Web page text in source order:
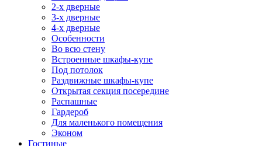
2-х дверные
3-х дверные
4-х дверные
Особенности
Во всю стену
Встроенные шкафы-купе
Под потолок
Раздвижные шкафы-купе
Открытая секция посередине
Распашные
Гардероб
Для маленького помещения
Эконом
Гостиные